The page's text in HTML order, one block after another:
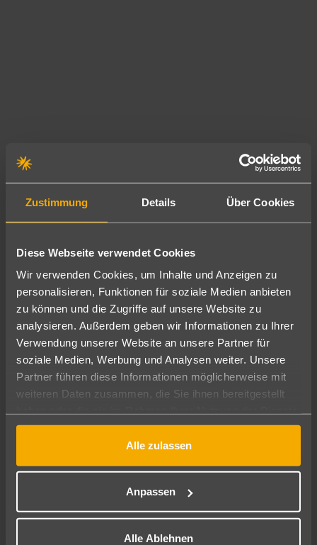
Zustimmung Details Über Cookies
Diese Webseite verwendet Cookies
Wir verwenden Cookies, um Inhalte und Anzeigen zu
personalisieren, Funktionen für soziale Medien anbieten
zu können und die Zugriffe auf unsere Website zu
analysieren. Außerdem geben wir Informationen zu Ihrer
Verwendung unserer Website an unsere Partner für
soziale Medien, Werbung und Analysen weiter. Unsere
Partner führen diese Informationen möglicherweise mit
weiteren Daten zusammen, die Sie ihnen bereitgestellt
gesammelt haben.
Alle zulassen
Anpassen
Alle Ablehnen
Wen wir suchen
Für dieses einzigartige Projekt suchen wir41 erprobte
Läuferinnen und Läufer, die jeweilseine Nation
repräsentieren. Wichtig ist dabei nicht nur die
Herkunft, sondern vor allem die Leidenschaft für den
Laufsport und die Bereitschaft, Teil dieses besonderen
Moments zu werden.
Bei deiner Bewerbung bitten wir dich um
folgende Angaben:
DeineNationalität / das Land, das du
repräsentierst
Marathon-Erfahrung
DieDistanz, die du im Rahmen des Projekts
realistisch laufen kannst